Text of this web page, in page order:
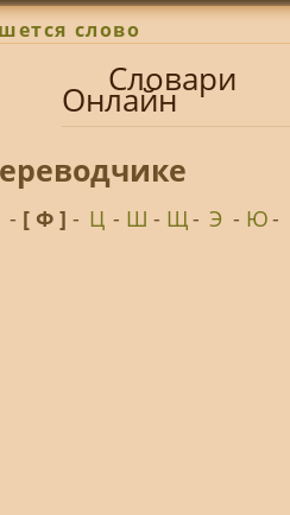
слово
Словари
Онлайн
- [ Ф ]- Ц - Ш - Щ- Э - Ю-